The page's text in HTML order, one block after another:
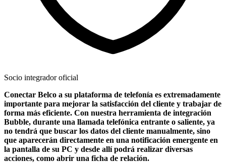
Socio integrador oficial
Conectar Belco a su plataforma de telefonía es extremadamente
importante para mejorar la satisfacción del cliente y trabajar de
forma más eficiente. Con nuestra herramienta de integración
Bubble, durante una llamada telefónica entrante o saliente, ya
no tendrá que buscar los datos del cliente manualmente, sino
que aparecerán directamente en una notificación emergente en
la pantalla de su PC y desde allí podrá realizar diversas
acciones, como abrir una ficha de relación.